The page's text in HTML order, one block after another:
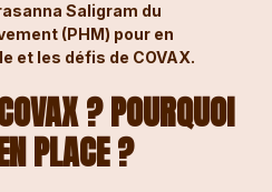
Saligram du
(PHM) pour en
et les défis de COVAX.
? POURQUOI
PLACE ?